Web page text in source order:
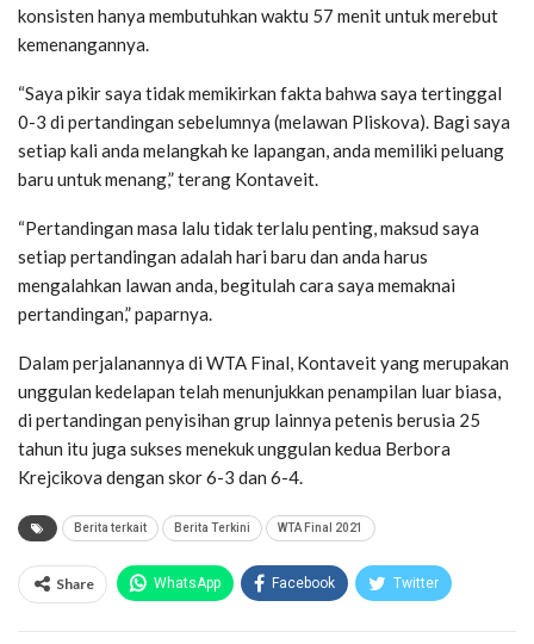
konsisten hanya membutuhkan waktu 57 menit untuk merebut
kemenangannya.
“Saya pikir saya tidak memikirkan fakta bahwa saya tertinggal
0-3 di pertandingan sebelumnya (melawan Pliskova). Bagi saya
setiap kali anda melangkah ke lapangan, anda memiliki peluang
baru untuk menang,” terang Kontaveit.
“Pertandingan masa lalu tidak terlalu penting, maksud saya
setiap pertandingan adalah hari baru dan anda harus
mengalahkan lawan anda, begitulah cara saya memaknai
pertandingan,” paparnya.
Dalam perjalanannya di WTA Final, Kontaveit yang merupakan
unggulan kedelapan telah menunjukkan penampilan luar biasa,
di pertandingan penyisihan grup lainnya petenis berusia 25
tahun itu juga sukses menekuk unggulan kedua Berbora
Krejcikova dengan skor 6-3 dan 6-4.
Berita terkait Berita Terkini WTA Final 2021
Share WhatsApp Facebook Twitter